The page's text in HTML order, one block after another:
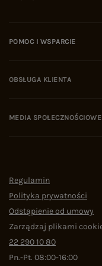
POMOC I WSPARCIE
OBSŁUGA KLIENTA
MEDIA SPOŁECZNOŚCIOWE
Regulamin
Polityka prywatności
Odstąpienie od umowy
Zarządzaj plikami
22 290 10 80
Pn.-Pt. 08:00-16:00